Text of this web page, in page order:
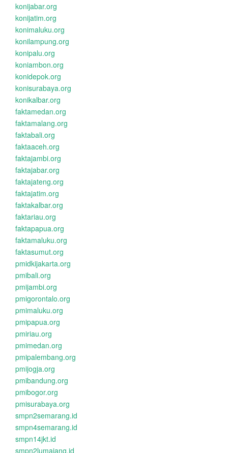
konijabar.org
konijatim.org
konimaluku.org
konilampung.org
konipalu.org
koniambon.org
konidepok.org
konisurabaya.org
konikalbar.org
faktamedan.org
faktamalang.org
faktabali.org
faktaaceh.org
faktajambi.org
faktajabar.org
faktajateng.org
faktajatim.org
faktakalbar.org
faktariau.org
faktapapua.org
faktamaluku.org
faktasumut.org
pmidkijakarta.org
pmibali.org
pmijambi.org
pmigorontalo.org
pmimaluku.org
pmipapua.org
pmiriau.org
pmimedan.org
pmipalembang.org
pmijogja.org
pmibandung.org
pmibogor.org
pmisurabaya.org
smpn2semarang.id
smpn4semarang.id
smpn14jkt.id
smpn2lumajang.id